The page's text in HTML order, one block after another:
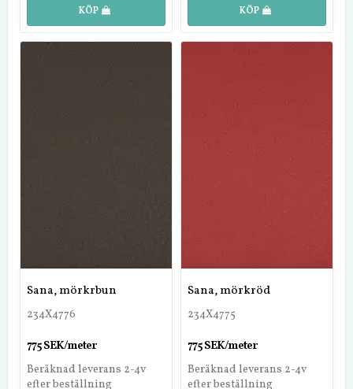
KÖP KÖP
Sana, mörkrbun
234X4776
775 SEK/meter
Beräknad leverans 2-4v
efter beställning
Sana, mörkröd
234X4775
775 SEK/meter
Beräknad leverans 2-4v
efter beställning